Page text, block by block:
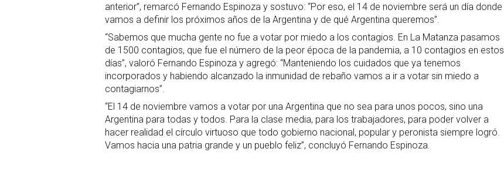
anterior”, remarcó Fernando Espinoza y sostuvo: “Por eso, el 14 de noviembre será un día donde
vamos a definir los próximos años de la Argentina y de qué Argentina queremos”.
“Sabemos que mucha gente no fue a votar por miedo a los contagios. En La Matanza pasamos
de 1500 contagios, que fue el número de la peor época de la pandemia, a 10 contagios en estos
días”, valoró Fernando Espinoza y agregó: “Manteniendo los cuidados que ya tenemos
incorporados y habiendo alcanzado la inmunidad de rebaño vamos a ir a votar sin miedo a
contagiarnos”.
“El 14 de noviembre vamos a votar por una Argentina que no sea para unos pocos, sino una
Argentina para todas y todos. Para la clase media, para los trabajadores, para poder volver a
hacer realidad el círculo virtuoso que todo gobierno nacional, popular y peronista siempre logró.
Vamos hacia una patria grande y un pueblo feliz”, concluyó Fernando Espinoza.